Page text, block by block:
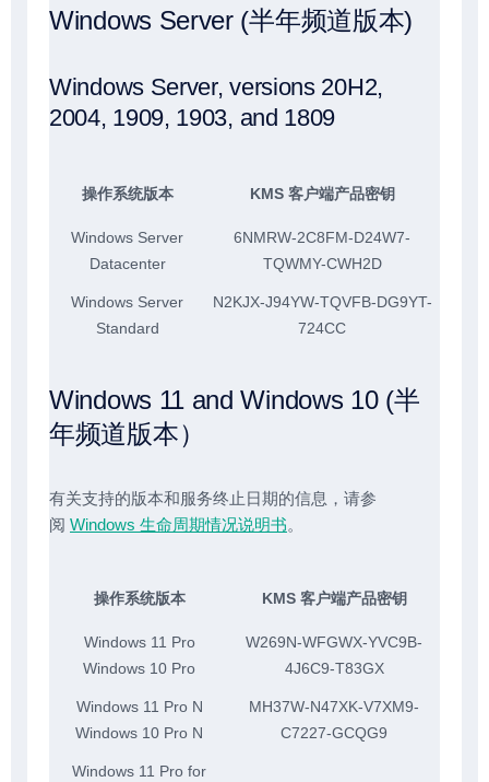
Windows Server (半年频道版本)
Windows Server, versions 20H2,
2004, 1909, 1903, and 1809
操作系统版本 KMS 客户端产品密钥
Windows Server
Datacenter
6NMRW-2C8FM-D24W7-
TQWMY-CWH2D
Windows Server
Standard
N2KJX-J94YW-TQVFB-DG9YT-
724CC
Windows 11 and Windows 10 (半
年频道版本）
有关支持的版本和服务终止日期的信息，请参
阅 Windows 生命周期情况说明书。
操作系统版本 KMS 客户端产品密钥
Windows 11 Pro
Windows 10 Pro
W269N-WFGWX-YVC9B-
4J6C9-T83GX
Windows 11 Pro N
Windows 10 Pro N
MH37W-N47XK-V7XM9-
C7227-GCQG9
Windows 11 Pro for